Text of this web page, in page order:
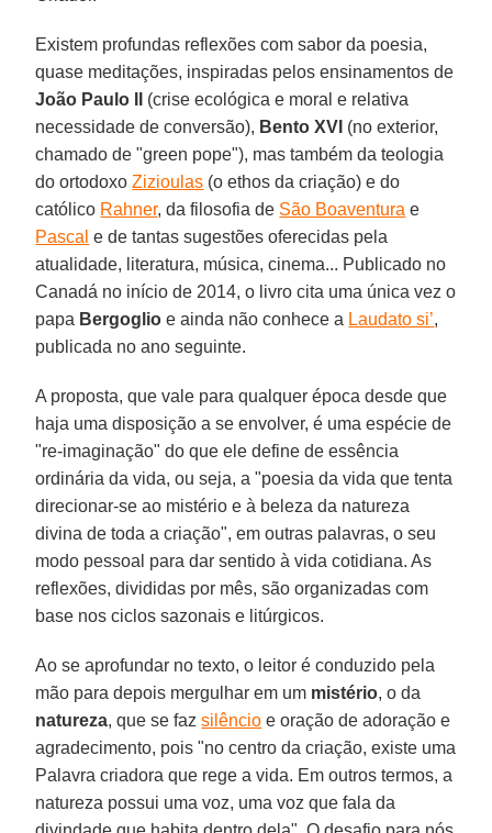
Existem profundas reflexões com sabor da poesia,
quase meditações, inspiradas pelos ensinamentos de
João Paulo II
(crise ecológica e moral e relativa
necessidade de conversão), Bento XVI (no exterior,
chamado de "green pope"), mas também da teologia
do ortodoxoZizioulas (o ethos da criação) e do
católico Rahner, da filosofia de São Boaventura e
Pascal e de tantas sugestões oferecidas pela
atualidade, literatura, música, cinema... Publicado no
Canadá no início de 2014, o livro cita uma única vez o
papa Bergoglio e ainda não conhece a Laudato si’,
publicada no ano seguinte.
A proposta, que vale para qualquer época desde que
haja uma disposição a se envolver, é uma espécie de
"re-imaginação" do que ele define de essência
ordinária da vida, ou seja, a "poesia da vida que tenta
direcionar-se ao mistério e à beleza da natureza
divina de toda a criação", em outras palavras, o seu
modo pessoal para dar sentido à vida cotidiana. As
reflexões, divididas por mês, são organizadas com
base nos ciclos sazonais e litúrgicos.
Ao se aprofundar no texto, o leitor é conduzido pela
mão para depois mergulhar em um mistério, o da
natureza, que se fazsilêncio e oração de adoração e
agradecimento, pois "no centro da criação, existe uma
Palavra criadora que rege a vida. Em outros termos, a
natureza possui uma voz, uma voz que fala da